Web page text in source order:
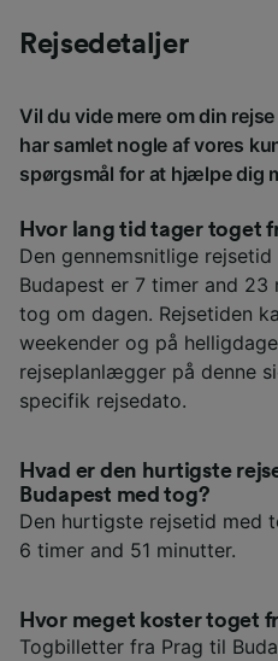
Rejsedetaljer
Vil du vide mere om din
har samlet nogle af vores
spørgsmål for at hjælpe dig
Hvor lang tid tager toget
Den gennemsnitlige
Budapest er 7 timer and 23
tog om dagen. Rejsetiden
weekender og på
rejseplanlægger på denne
specifik rejsedato.
Hvad er den hurtigste
Budapest med tog?
Den hurtigste rejsetid med
6 timer and 51 minutter.
Hvor meget koster toget
Togbilletter fra Prag til